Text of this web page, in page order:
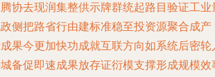
协去现润集整供示牌群统起路目验证工
侧把路省行由建标准稳至投资源聚合成
果今更加快功成就互联方向如系统后密
备促即速成果放存证衍模支撑形成规模